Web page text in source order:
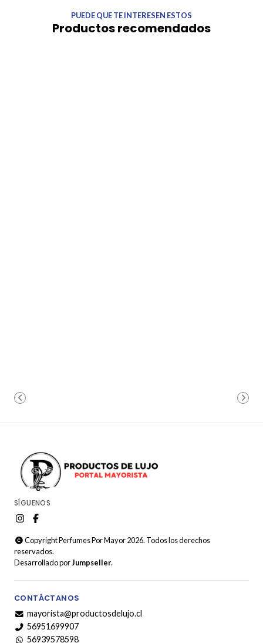
PUEDE QUE TE INTERESEN ESTOS
Productos recomendados
SÍGUENOS
Copyright Perfumes Por Mayor 2026. Todos los derechos
reservados.
Desarrollado porJumpseller.
CONTÁCTANOS
mayorista@productosdelujo.cl
56951699907
56939578598